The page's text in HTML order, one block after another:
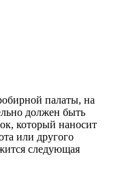
палаты, на
должен быть
который наносит
или другого
следующая